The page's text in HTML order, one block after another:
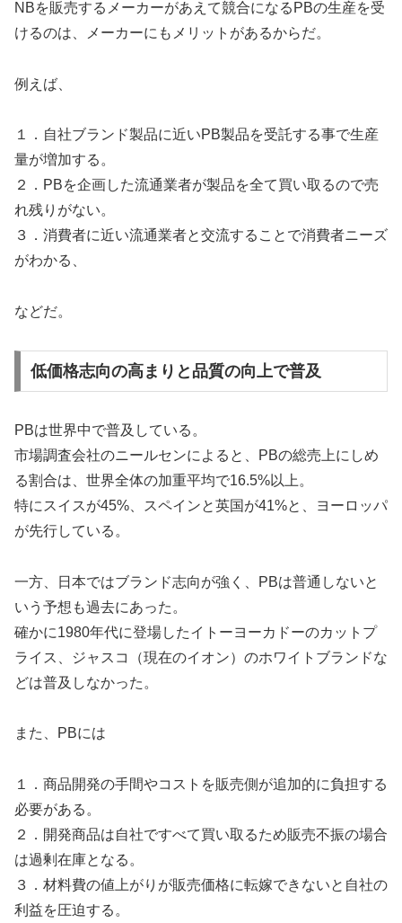
NBを販売するメーカーがあえて競合になるPBの生産を受
けるのは、メーカーにもメリットがあるからだ。
例えば、
１．自社ブランド製品に近いPB製品を受託する事で生産
量が増加する。
２．PBを企画した流通業者が製品を全て買い取るので売
れ残りがない。
３．消費者に近い流通業者と交流することで消費者ニーズ
がわかる、
などだ。
低価格志向の高まりと品質の向上で普及
PBは世界中で普及している。
市場調査会社のニールセンによると、PBの総売上にしめ
る割合は、世界全体の加重平均で16.5%以上。
特にスイスが45%、スペインと英国が41%と、ヨーロッパ
が先行している。
一方、日本ではブランド志向が強く、PBは普通しないと
いう予想も過去にあった。
確かに1980年代に登場したイトーヨーカドーのカットプ
ライス、ジャスコ（現在のイオン）のホワイトブランドな
どは普及しなかった。
また、PBには
１．商品開発の手間やコストを販売側が追加的に負担する
必要がある。
２．開発商品は自社ですべて買い取るため販売不振の場合
は過剰在庫となる。
３．材料費の値上がりが販売価格に転嫁できないと自社の
利益を圧迫する。